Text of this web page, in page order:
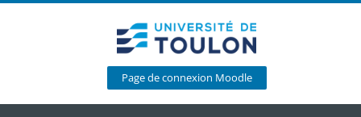
Page de connexion Moodle